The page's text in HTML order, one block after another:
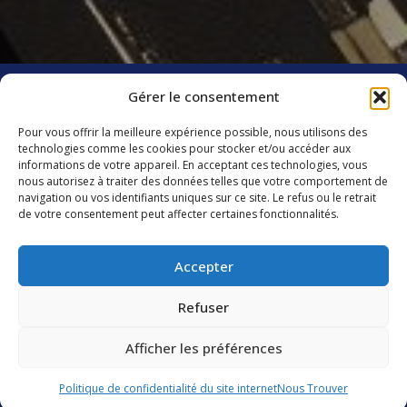
Gérer le consentement
Pour vous offrir la meilleure expérience possible, nous utilisons des
technologies comme les cookies pour stocker et/ou accéder aux
informations de votre appareil. En acceptant ces technologies, vous
nous autorisez à traiter des données telles que votre comportement de
navigation ou vos identifiants uniques sur ce site. Le refus ou le retrait
de votre consentement peut affecter certaines fonctionnalités.
Accepter
Refuser
Afficher les préférences
Politique de confidentialité du site internetNous Trouver
Groupe CIS
Catering International & Services
40 C avenue de Hambourg
13008 Marseille
Éthique
Services de restauration
Services de facility et utility management
Engagements
Résidents